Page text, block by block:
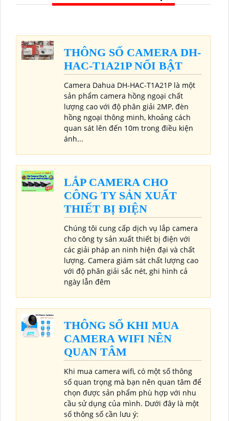
THÔNG SỐ CAMERA DH-
HAC-T1A21P NỔI BẬT
Camera Dahua DH-HAC-T1A21P là một
sản phẩm camera hồng ngoại chất
lượng cao với độ phân giải 2MP, đèn
hồng ngoại thông minh, khoảng cách
quan sát lên đến 10m trong điều kiện
ánh...
LẮP CAMERA CHO
CÔNG TY SẢN XUẤT
THIẾT BỊ ĐIỆN
Chúng tôi cung cấp dịch vụ lắp camera
cho công ty sản xuất thiết bị điện với
các giải pháp an ninh hiện đại và chất
lượng. Camera giám sát chất lượng cao
với độ phân giải sắc nét, ghi hình cả
ngày lẫn đêm
THÔNG SỐ KHI MUA
CAMERA WIFI NÊN
QUAN TÂM
Khi mua camera wifi, có một số thông
số quan trọng mà bạn nên quan tâm để
chọn được sản phẩm phù hợp với nhu
cầu sử dụng của mình. Dưới đây là một
số thông số cần lưu ý: